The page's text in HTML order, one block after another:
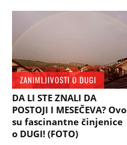
ZANIMLJIVOSTI O DUGI
DA LI STE ZNALI DA
POSTOJI I MESEČEVA? Ovo
su fascinantne činjenice
o DUGI! (FOTO)